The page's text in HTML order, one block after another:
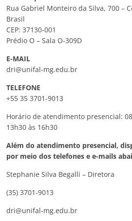
Rua Gabriel Monteiro da Silva, 700 –
Brasil
CEP: 37130-001
Prédio O – Sala O-309D
E-MAIL
dri@unifal-mg.edu.br
TELEFONE
+55 35 3701-9013
Horário de atendimento presencial:
13h30 às 16h30
Além do atendimento presencial,
por meio dos telefones e e-mails
Stephanie Silva Begalli – Diretora
(35) 3701-9013
dri@unifal-mg.edu.br